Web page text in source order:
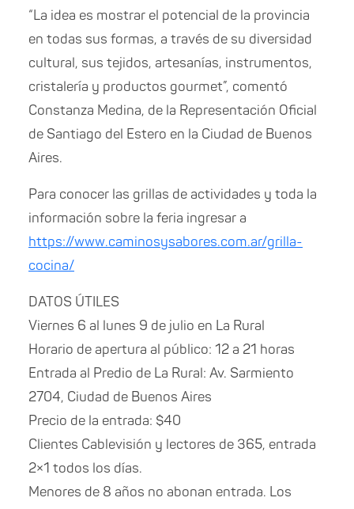
“La idea es mostrar el potencial de la provincia
en todas sus formas, a través de su diversidad
cultural, sus tejidos, artesanías, instrumentos,
cristalería y productos gourmet”, comentó
Constanza Medina, de la Representación Oficial
de Santiago del Estero en la Ciudad de Buenos
Aires.
Para conocer las grillas de actividades y toda la
información sobre la feria ingresar a
https://www.caminosysabores.com.ar/grilla-
cocina/
DATOS ÚTILES
Viernes 6 al lunes 9 de julio en La Rural
Horario de apertura al público: 12 a 21 horas
Entrada al Predio de La Rural: Av. Sarmiento
2704, Ciudad de Buenos Aires
Precio de la entrada: $40
Clientes Cablevisión y lectores de 365, entrada
2×1 todos los días.
Menores de 8 años no abonan entrada. Los